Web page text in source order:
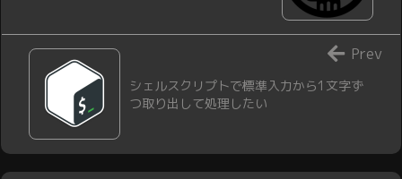
シェルスクリプトで標準入力から1文字ず
つ取り出して処理したい
Prev